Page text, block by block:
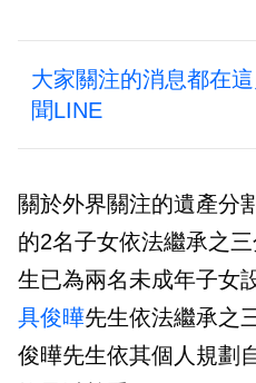
大家關注的消息都在
聞LINE
關於外界關注的遺產分
的2名子女依法繼承之
生已為兩名未成年子女
具俊曄先生依法繼承之
俊曄先生依其個人規劃